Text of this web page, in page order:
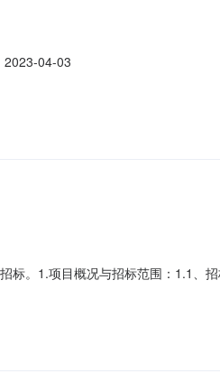
2023-04-03
。1.项目概况与招标范围：1.1、招
年营销印刷类合同长期合作招
与招标的单位，其营业注册时间必